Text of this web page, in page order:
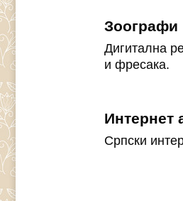
Зоографи
Дигитална
и фресака.
Интернет
Српски